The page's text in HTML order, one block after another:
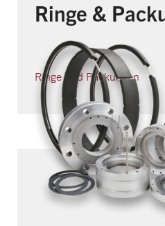
Ringe &
Ringe und Packungen